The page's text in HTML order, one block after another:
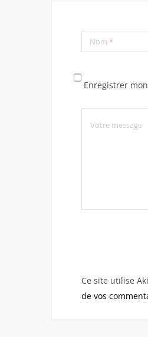
Nom *
Enregistrer
Ce site utilise
de vos